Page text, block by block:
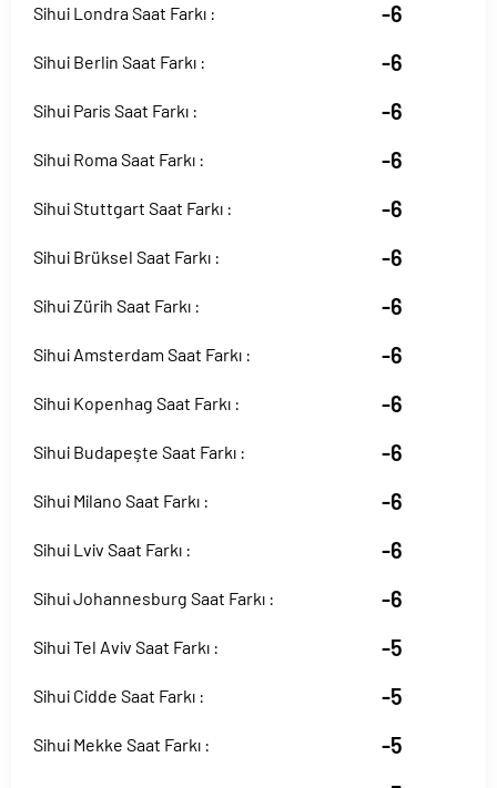
Sihui Londra Saat Farkı : -6
Sihui Berlin Saat Farkı : -6
Sihui Paris Saat Farkı : -6
Sihui Roma Saat Farkı : -6
Sihui Stuttgart Saat Farkı : -6
Sihui Brüksel Saat Farkı : -6
Sihui Zürih Saat Farkı : -6
Sihui Amsterdam Saat Farkı : -6
Sihui Kopenhag Saat Farkı : -6
Sihui Budapeşte Saat Farkı : -6
Sihui Milano Saat Farkı : -6
Sihui Lviv Saat Farkı : -6
Sihui Johannesburg Saat Farkı : -6
Sihui Tel Aviv Saat Farkı : -5
Sihui Cidde Saat Farkı : -5
Sihui Mekke Saat Farkı : -5